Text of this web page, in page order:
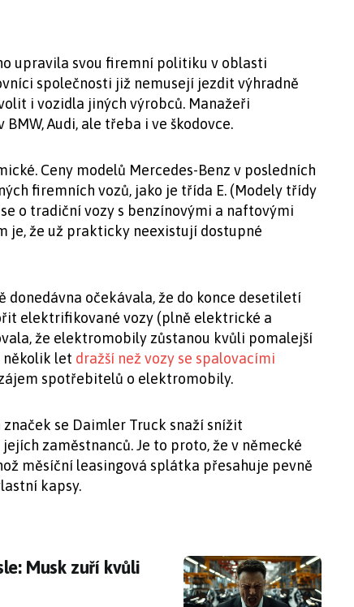
upravila svou firemní politiku v oblasti
společnosti již nemusejí jezdit výhradně
i vozidla jiných výrobců. Manažeři
Audi, ale třeba i ve škodovce.
Ceny modelů Mercedes-Benz v posledních
firemních vozů, jako je třída E. (Modely třídy
o tradiční vozy s benzínovými a naftovými
je, že už prakticky neexistují dostupné
donedávna očekávala, že do konce desetiletí
elektrifikované vozy (plně elektrické a
že elektromobily zůstanou kvůli pomalejší
několik let dražší než vozy se spalovacími
spotřebitelů o elektromobily.
se Daimler Truck snaží snížit
zaměstnanců. Je to proto, že v německé
měsíční leasingová splátka přesahuje pevně
kapsy.
Musk zuří kvůli nemocenské
Musk zuří kvůli